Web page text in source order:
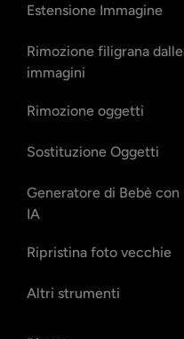
Estensione Immagine
Rimozione filigrana dalle
immagini
Rimozione oggetti
Sostituzione Oggetti
Generatore di Bebè con
IA
Ripristina foto vecchie
Altri strumenti